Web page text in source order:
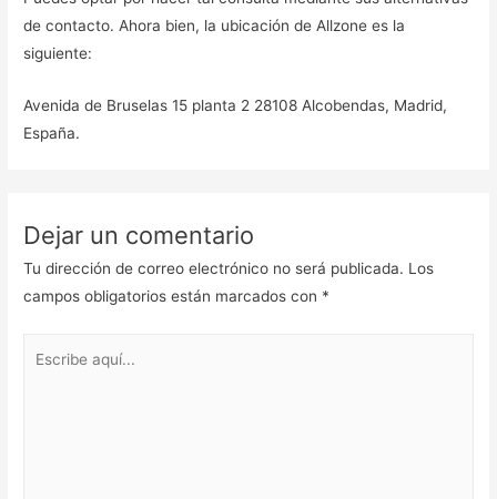
de contacto. Ahora bien, la ubicación de Allzone es la
siguiente:
Avenida de Bruselas 15 planta 2 28108 Alcobendas, Madrid,
España.
Dejar un comentario
Tu dirección de correo electrónico no será publicada. Los
campos obligatorios están marcados con *